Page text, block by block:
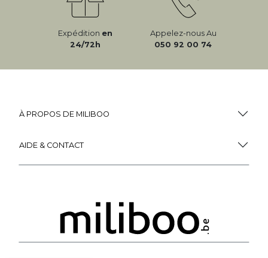
Expédition en
24/72h
Appelez-nous Au
050 92 00 74
À PROPOS DE MILIBOO
AIDE & CONTACT